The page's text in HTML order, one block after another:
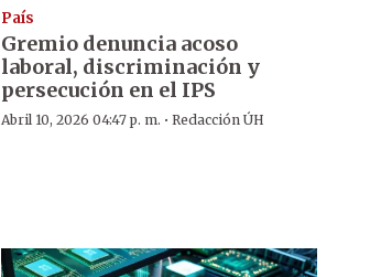
País
Gremio denuncia acoso
laboral, discriminación y
persecución en el IPS
Abril 10, 2026 04:47 p. m. · Redacción ÚH